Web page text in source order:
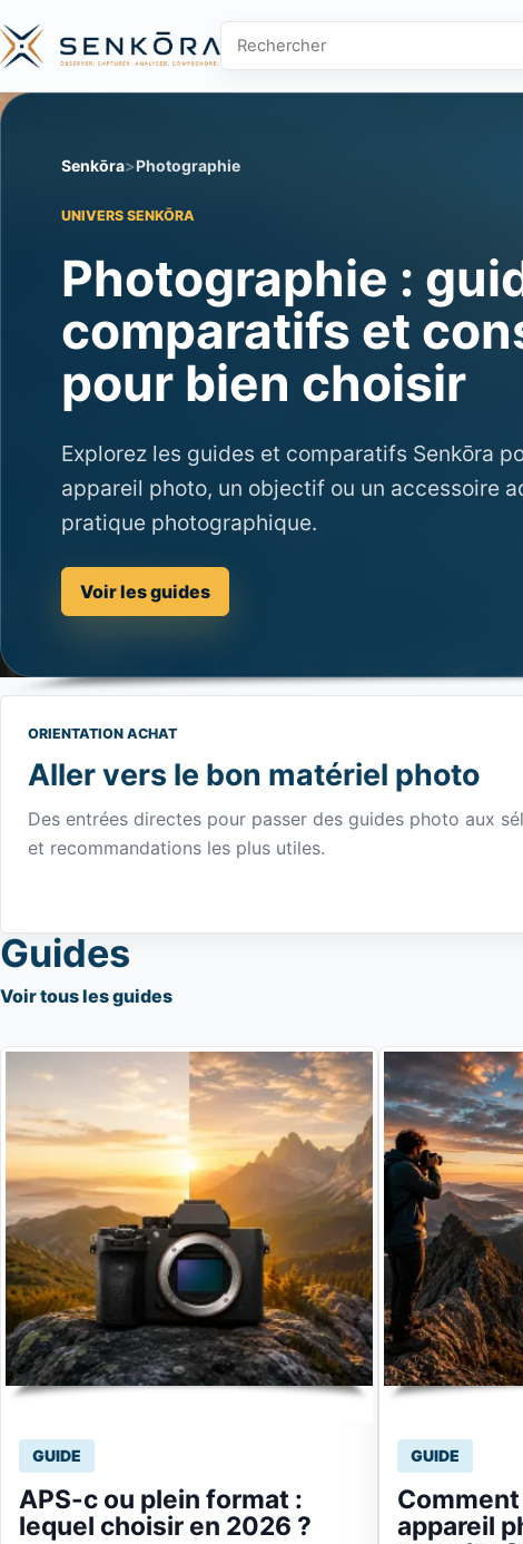
Rechercher sur Senkōra
Senkōra Photographie
UNIVERS SENKŌRA
Photographie :
comparatifs et
pour bien choisir
Explorez les guides et comparatifs Senkōra
appareil photo, un objectif ou un accessoire
pratique photographique.
Voir les guides
ORIENTATION ACHAT
Aller vers le bon matériel photo
Des entrées directes pour passer des guides photo aux
et recommandations les plus utiles.
Guides
Voir tous les guides
GUIDE
APS-c ou plein format :
lequel choisir en 2026 ?
GUIDE
appareil